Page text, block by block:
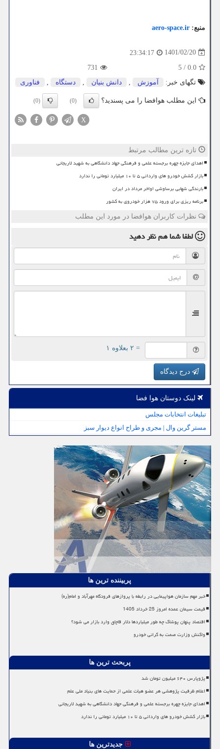
منبع: aero-space.ir
1401/02/20
23:34:17
0.0
/
5
731
تگهای خبر:
آموزش , دانش بنیان , دستگاه , فناوری
این مطلب هوافضا را می پسندید؟ (0)
(0)
X
تازه ترین مطالب مرتبط
اهدای جایزه چهره برجسته علمی و فرهنگی جهاد دانشگاهی به شهید لاریجانی
بازار کشش خودرو های وارداتی ۵ تا ۱۰ میلیارد تومانی را ندارد
بارندگی شهابی برساوشی اواخر مرداد در ایران
برنامه ریزی برای ورود ۷۵ هزار خودروی به کشور
نظرات کاربران هوافضا در مورد این مطلب
لطفا شما همنظر دهید
= ۲ بعلاوه ۱
درج دیدگاه
لینک دوستان هوا فضا
تبلیغات انتخابات مجلس
مستر گرین وال | مجری و طراح انواع دیوار سبز
پربیننده ترین ها
خبر مهم سازمان هواپیمایی در رابطه با پروازهای فرودگاه مهرآباد و امام(ره)
قیمت سیمان عمده امروز 25 خرداد 1405
اقتصاد پنهان پوشاک چه طور میلیاردها دلار قاچاق وارد بازار می شود؟
واکنش وزارت صمت به گرانی خودرو
پربحث ترین ها
پژوپارس ۶۴۰ میلیون تومان شد
اعلام ظرفیت پژوهشی هر عضو هیات علمی از حمایت های بنیاد ملی علم
اهدای جایزه چهره برجسته علمی و فرهنگی جهاد دانشگاهی به شهید لاریجانی
بازار کشش خودرو های وارداتی ۵ تا ۱۰ میلیارد تومانی را ندارد
جدیدترین ها